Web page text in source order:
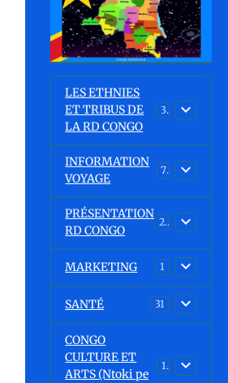
LES ETHNIES
ET TRIBUS DE
LA RD CONGO
37
INFORMATION
VOYAGE
7
PRÉSENTATION
RD CONGO
23
MARKETING 1
SANTÉ 31
CONGO
CULTURE ET
ARTS (Ntoki pe
15